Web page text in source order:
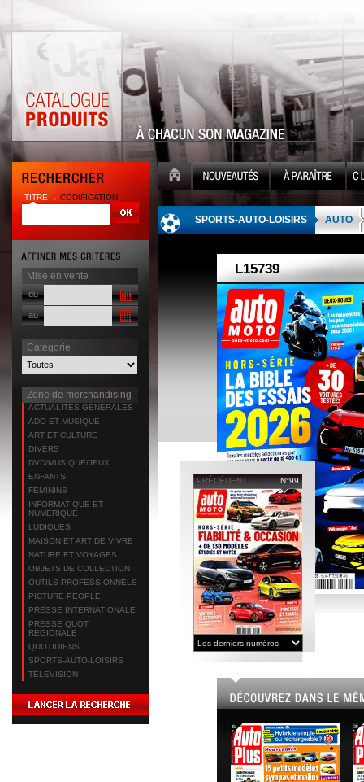
TITRE CODIFICATION
Mise en vente
du
au
Catégorie
Zone de merchandising
ACTUALITES GENERALES
ADO ET MUSIQUE
ART ET CULTURE
DIVERS
DVD/MUSIQUE/JEUX
ENFANTS
FEMININS
INFORMATIQUE ET
NUMERIQUE
LUDIQUES
MAISON ET ART DE VIVRE
NATURE ET VOYAGES
OBJETS DE COLLECTION
OUTILS PROFESSIONNELS
PICTURE PEOPLE
PRESSE INTERNATIONALE
PRESSE QUOT
REGIONALE
QUOTIDIENS
SPORTS-AUTO-LOISIRS
TELEVISION
SPORTS-AUTO-LOISIRS AUTO
PRÉCÉDENT N°99